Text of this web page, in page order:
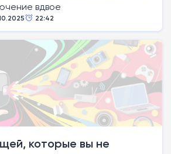
вдвое
22:42
которые вы не